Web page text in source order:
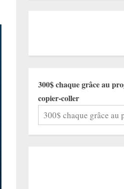
300$ chaque grâce au
copier-coller